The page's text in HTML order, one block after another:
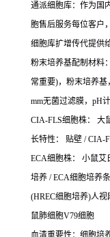
通派细胞库：作为国
胞售后服务每位客户
细胞库扩增传代提供
粉末培养基配制材料
常重要)，粉末培养基
mm无菌过滤膜，pH
CIA-FLS细胞株： 大
长特性： 贴壁 / CIA-
ECA细胞株： 小鼠艾
培养 / ECA细胞培养
(HREC细胞培养)人
鼠肺细胞V79细胞
血清重要性：细胞培